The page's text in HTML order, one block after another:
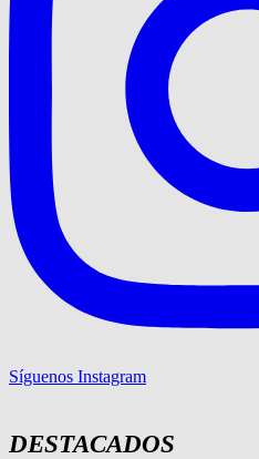
Síguenos Instagram
DESTACADOS